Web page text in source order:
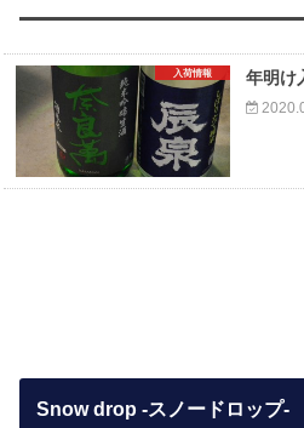
入荷情報 年明け
Snow drop -スノードロップ-